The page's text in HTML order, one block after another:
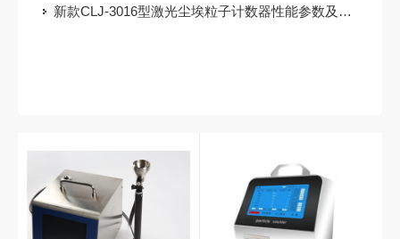
新款CLJ-3016型激光尘埃粒子计数器性能参数及尘埃粒子计数器配置